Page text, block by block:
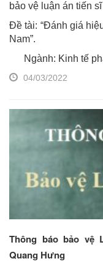
bảo vệ luận án tiến
Đề tài: “Đánh giá
Nam”.
Ngành: Kinh tế
04/03/2022
Thông báo bảo vệ
Quang Hưng